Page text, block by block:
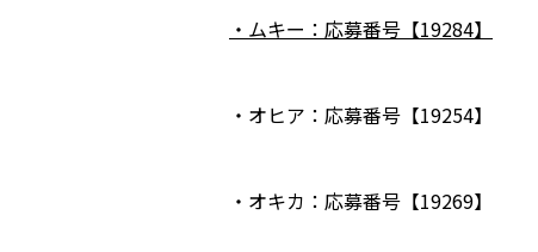
・ムキー：応募番号【19284】
・オヒア：応募番号【19254】
・オキカ：応募番号【19269】